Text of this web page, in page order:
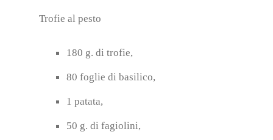
Trofie al pesto
180 g. di trofie,
80 foglie di basilico,
1 patata,
50 g. di fagiolini,